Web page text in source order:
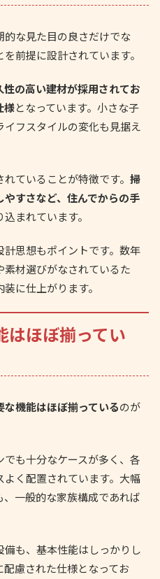
な見た目の良さだけでな
前提に設計されています。
の高い建材が採用されてお
様となっています。小さな子
フスタイルの変化も見据え
ていることが特徴です。 掃
すさなど、住んでからの手
込まれています。
思想もポイントです。数年
材選びがなされているた
に仕上がります。
はほぼ揃ってい
機能はほぼ揃っているのが
も十分なケースが多く、各
く配置されています。大幅
一般的な家族構成であれば
も、基本性能はしっかりし
慮された仕様となってお